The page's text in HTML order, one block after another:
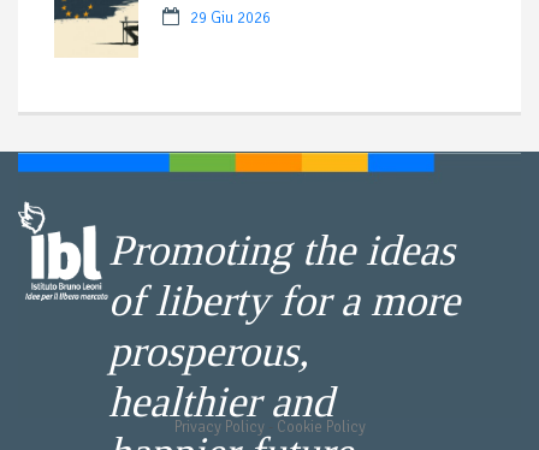
29 Giu 2026
Promoting the ideas
of liberty for a more
prosperous,
healthier and
Privacy Policy- Cookie Policy